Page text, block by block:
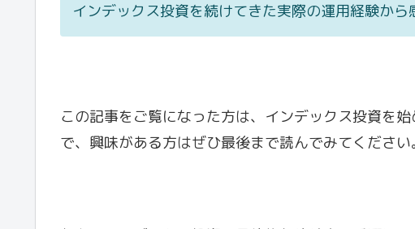
インデックス投資を続けてきた実際の運用経験から
この記事をご覧になった方は、インデックス投資を
で、興味がある方はぜひ最後まで読んでみてください。